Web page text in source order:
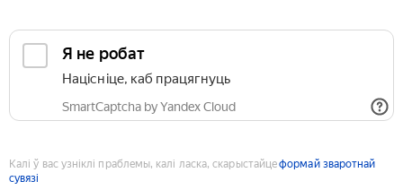
Я не робат
Націсніце, каб працягнуць
SmartCaptcha by Yandex Cloud
Калі ў вас узніклі праблемы, калі ласка, скарыстайцеформай зваротнай
сувязі